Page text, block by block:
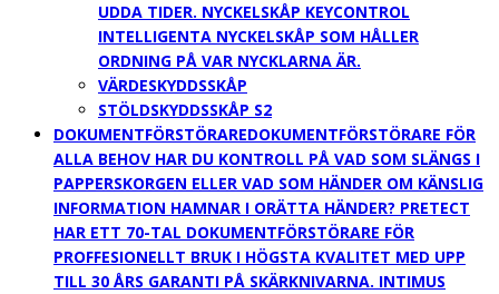
UDDA TIDER. NYCKELSKÅP KEYCONTROL
INTELLIGENTA NYCKELSKÅP SOM HÅLLER
ORDNING PÅ VAR NYCKLARNA ÄR.
VÄRDESKYDDSSKÅP
STÖLDSKYDDSSKÅP S2
DOKUMENTFÖRSTÖRAREDOKUMENTFÖRSTÖRARE FÖR
ALLA BEHOV HAR DU KONTROLL PÅ VAD SOM SLÄNGS I
PAPPERSKORGEN ELLER VAD SOM HÄNDER OM KÄNSLIG
INFORMATION HAMNAR I ORÄTTA HÄNDER? PRETECT
HAR ETT 70-TAL DOKUMENTFÖRSTÖRARE FÖR
PROFFESIONELLT BRUK I HÖGSTA KVALITET MED UPP
TILL 30 ÅRS GARANTI PÅ SKÄRKNIVARNA. INTIMUS